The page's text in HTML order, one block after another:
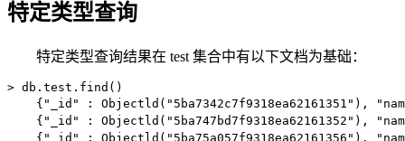
特定类型查询
特定类型查询结果在 test 集合中有以下文档为基础：
> db.test.find()
{"_id" : Objectld("5ba7342c7f9318ea62161351"),
{"_id" : Objectld("5ba747bd7f9318ea62161352"),
{"_id" : Objectld("5ba75a057f9318ea62161356"),